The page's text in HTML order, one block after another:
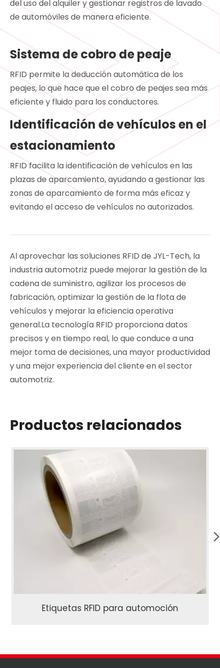
del uso del alquiler y gestionar registros de lavado
de automóviles de manera eficiente.
Sistema de cobro de peaje
RFID permite la deducción automática de los
peajes, lo que hace que el cobro de peajes sea más
eficiente y fluido para los conductores.
Identificación de vehículos en el
estacionamiento
RFID facilita la identificación de vehículos en las
plazas de aparcamiento, ayudando a gestionar las
zonas de aparcamiento de forma más eficaz y
evitando el acceso de vehículos no autorizados.
Al aprovechar las soluciones RFID de JYL-Tech, la
industria automotriz puede mejorar la gestión de la
cadena de suministro, agilizar los procesos de
fabricación, optimizar la gestión de la flota de
vehículos y mejorar la eficiencia operativa
general.La tecnología RFID proporciona datos
precisos y en tiempo real, lo que conduce a una
mejor toma de decisiones, una mayor productividad
y una mejor experiencia del cliente en el sector
automotriz.
Productos relacionados
Etiquetas RFID para automoción